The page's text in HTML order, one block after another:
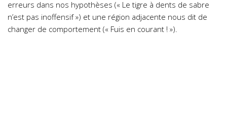
erreurs dans nos hypothèses (« Le tigre à dents de sabre
n’est pas inoffensif ») et une région adjacente nous dit de
changer de comportement (« Fuis en courant ! »).